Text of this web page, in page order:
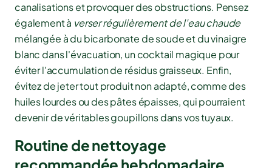
canalisations et provoquer des obstructions. Pensez
également à verser régulièrement de l'eau chaude
mélangée à du bicarbonate de soude et du vinaigre
blanc dans l'évacuation, un cocktail magique pour
éviter l'accumulation de résidus graisseux. Enfin,
évitez de jeter tout produit non adapté, comme des
huiles lourdes ou des pâtes épaisses, qui pourraient
devenir de véritables goupillons dans vos tuyaux.
Routine de nettoyage
recommandée hebdomadaire